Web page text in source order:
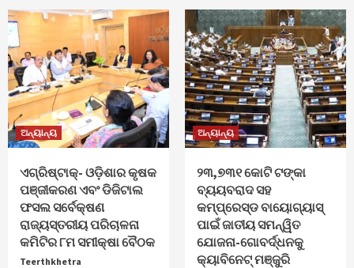
ଅନ୍ୟାନ୍ୟ
ଏଗ୍ରିଷ୍ଟାକ୍‌- ଓଡ଼ିଶାର କୃଷକ
ପଞ୍ଜୀକରଣ ଏବଂ ଡିଜିଟାଲ
ଫସଲ ସର୍ବେକ୍ଷଣ
ରାଜ୍ୟସ୍ତରୀୟ ପରିଚାଳନା
କମିଟିର ୮ମ ସମୀକ୍ଷା ବୈଠକ
Teerthkhetra
ଅନ୍ୟାନ୍ୟ
୨୩,୭୩୧ କୋଟି ଟଙ୍କା
ବ୍ୟୟବରାଦ ସହ
କମ୍ପ୍ରେସ୍ଡ ବାୟୋଗ୍ୟାସ୍
ପାଇଁ ଜାତୀୟ ସମନ୍ୱିତ
ଯୋଜନା-ଗୋବର୍ଦ୍ଧନକୁ
କ୍ୟାବିନେଟ୍‌ ମଞ୍ଜୁରି